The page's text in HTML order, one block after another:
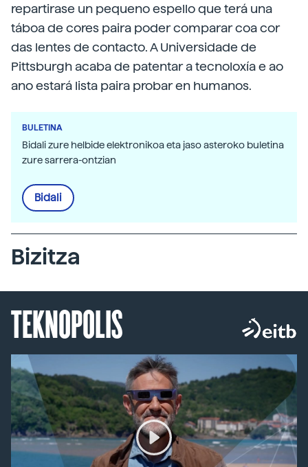
repartirase un pequeno espello que terá una
táboa de cores paira poder comparar coa cor
das lentes de contacto. A Universidade de
Pittsburgh acaba de patentar a tecnoloxía e ao
ano estará lista paira probar en humanos.
BULETINA
Bidali zure helbide elektronikoa eta jaso asteroko buletina
zure sarrera-ontzian
Bidali
Bizitza
TEKNOPOLIS